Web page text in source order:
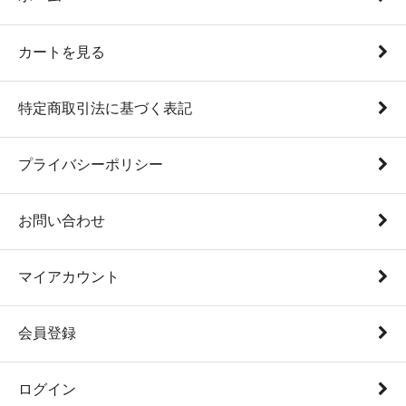
カートを見る
特定商取引法に基づく表記
プライバシーポリシー
お問い合わせ
マイアカウント
会員登録
ログイン